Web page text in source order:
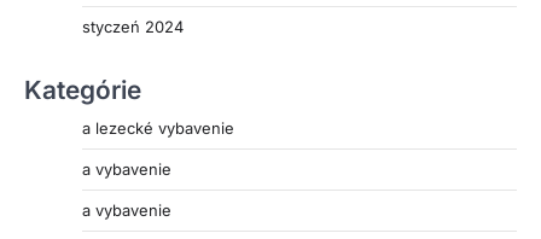
styczeń 2024
Kategórie
a lezecké vybavenie
a vybavenie
a vybavenie